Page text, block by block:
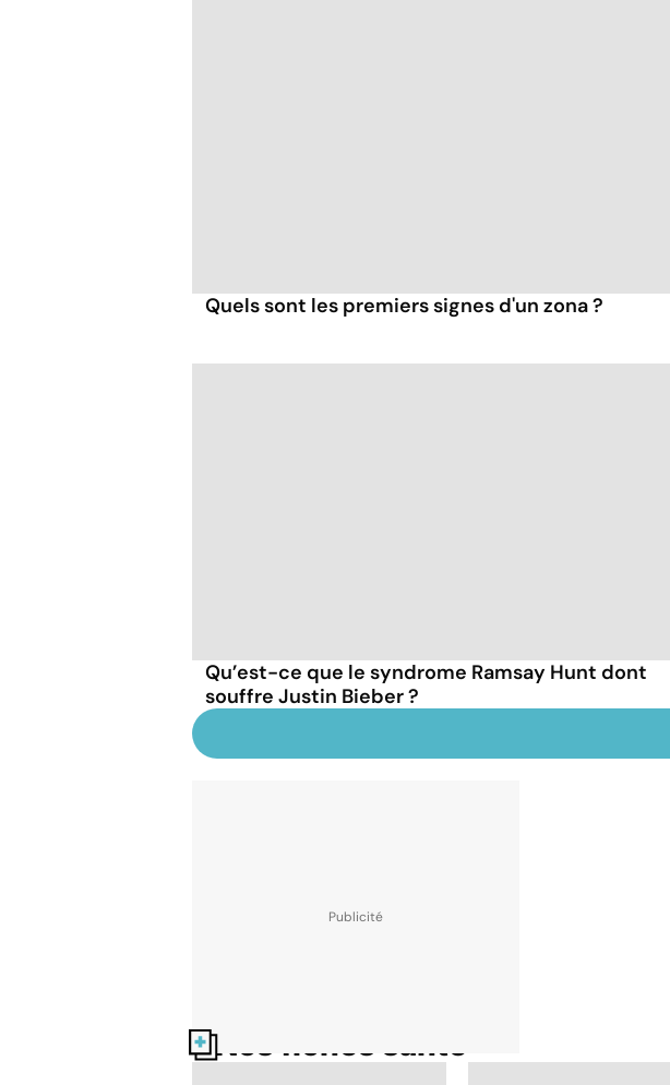
Quels sont les premiers signes d'un zona ?
Qu’est-ce que le syndrome Ramsay Hunt dont
souffre Justin Bieber ?
Nos fiches santé